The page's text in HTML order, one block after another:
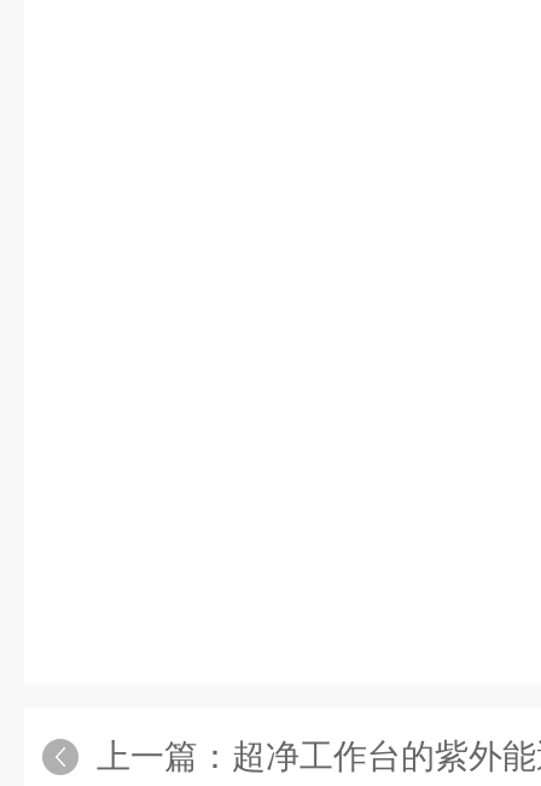
上一篇： 超净工作台的紫外